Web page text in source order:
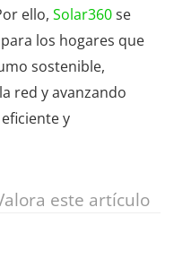
ello, Solar360se
los hogares que
sostenible,
red y avanzando
y
este artículo